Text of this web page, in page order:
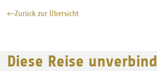
Zurück zur Übersicht
Diese Reise